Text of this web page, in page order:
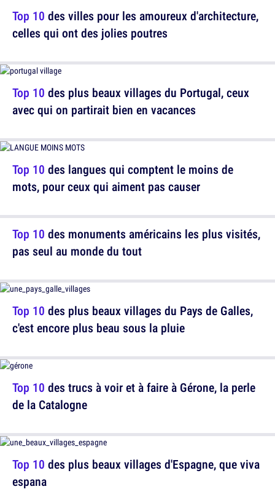
Top 10 des plus beaux villages du Portugal, ceux
avec qui on partirait bien en vacances
Top 10 des monuments américains les plus visités,
pas seul au monde du tout
Top 10 des trucs à voir et à faire à Gérone, la perle
de la Catalogne
Top 10 des villes pour les amoureux d'architecture,
celles qui ont des jolies poutres
Top 10 des langues qui comptent le moins de
mots, pour ceux qui aiment pas causer
Top 10 des plus beaux villages du Pays de Galles,
c'est encore plus beau sous la pluie
Top 10 des plus beaux villages d'Espagne, que viva
espana